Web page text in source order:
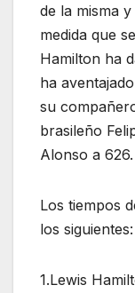
de la misma
medida que
Hamilton ha
ha
su
brasileño
Alonso a 626.
Los tiempos
los siguientes:
1.Lewis